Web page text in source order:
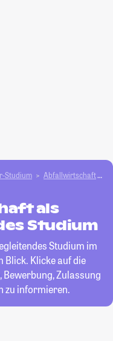
Studium Abfallwirtschaft
als
Studium
Studium im
Blick. Klicke auf die
Bewerbung, Zulassung
zu informieren.